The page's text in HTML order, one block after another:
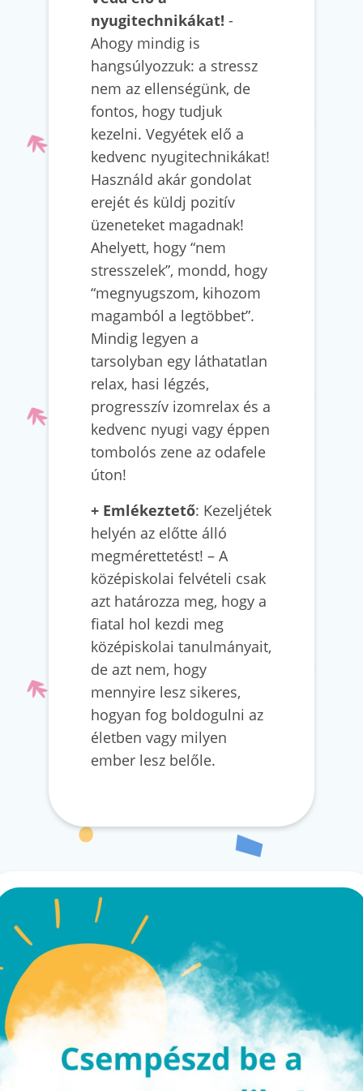
nyugitechnikákat! -
Ahogy mindig is
hangsúlyozzuk: a stressz
nem az ellenségünk, de
fontos, hogy tudjuk
kezelni. Vegyétek elő a
kedvenc nyugitechnikákat!
Használd akár gondolat
erejét és küldj pozitív
üzeneteket magadnak!
Ahelyett, hogy “nem
stresszelek”, mondd, hogy
“megnyugszom, kihozom
magamból a legtöbbet”.
Mindig legyen a
tarsolyban egy láthatatlan
relax, hasi légzés,
progresszív izomrelax és a
kedvenc nyugi vagy éppen
tombolós zene az odafele
úton!
+ Emlékeztető: Kezeljétek
helyén az előtte álló
megmérettetést! – A
középiskolai felvételi csak
azt határozza meg, hogy a
fiatal hol kezdi meg
középiskolai tanulmányait,
de azt nem, hogy
mennyire lesz sikeres,
hogyan fog boldogulni az
életben vagy milyen
ember lesz belőle.